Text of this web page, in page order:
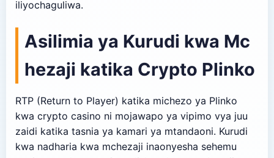
iliyochaguliwa.
Asilimia ya Kurudi kwa Mc
hezaji katika Crypto Plinko
RTP (Return to Player) katika michezo ya Plinko
kwa crypto casino ni mojawapo ya vipimo vya juu
zaidi katika tasnia ya kamari ya mtandaoni. Kurudi
kwa nadharia kwa mchezaji inaonyesha sehemu